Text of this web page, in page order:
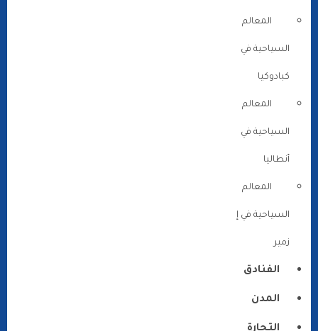
المعالم
السياحية في
كبادوكيا
المعالم
السياحية في
أنطاليا
المعالم
السياحية في إ
زمير
الفنادق
المدن